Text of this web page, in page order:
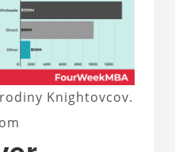
Knightovcov.